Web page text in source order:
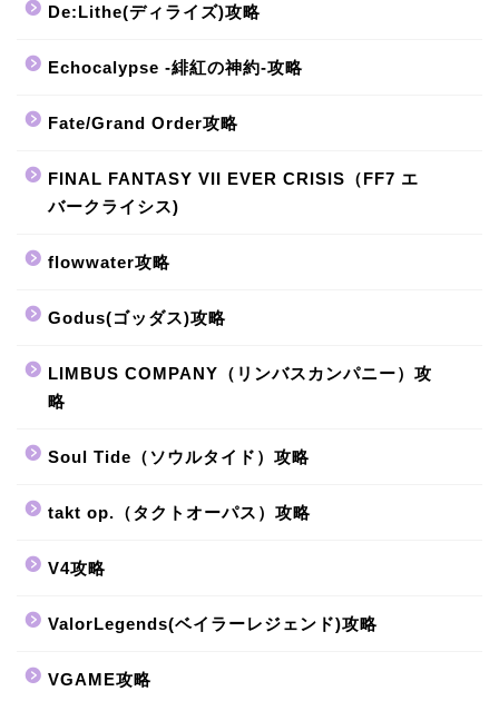
De:Lithe(ディライズ)攻略
Echocalypse -緋紅の神約-攻略
Fate/Grand Order攻略
FINAL FANTASY VII EVER CRISIS（FF7 エ
バークライシス)
flowwater攻略
Godus(ゴッダス)攻略
LIMBUS COMPANY（リンバスカンパニー）攻
略
Soul Tide（ソウルタイド）攻略
takt op.（タクトオーパス）攻略
V4攻略
ValorLegends(ベイラーレジェンド)攻略
VGAME攻略